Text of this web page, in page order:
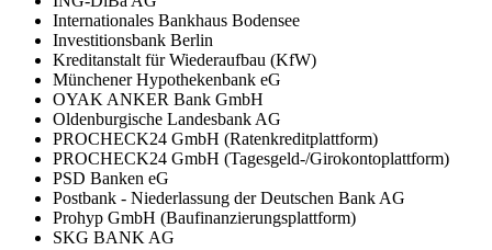
Internationales Bankhaus Bodensee
Investitionsbank Berlin
Kreditanstalt für Wiederaufbau (KfW)
Münchener Hypothekenbank eG
OYAK ANKER Bank GmbH
Oldenburgische Landesbank AG
PROCHECK24 GmbH (Ratenkreditplattform)
PROCHECK24 GmbH (Tagesgeld-/Girokontoplattform)
PSD Banken eG
Postbank - Niederlassung der Deutschen Bank AG
Prohyp GmbH (Baufinanzierungsplattform)
SKG BANK AG